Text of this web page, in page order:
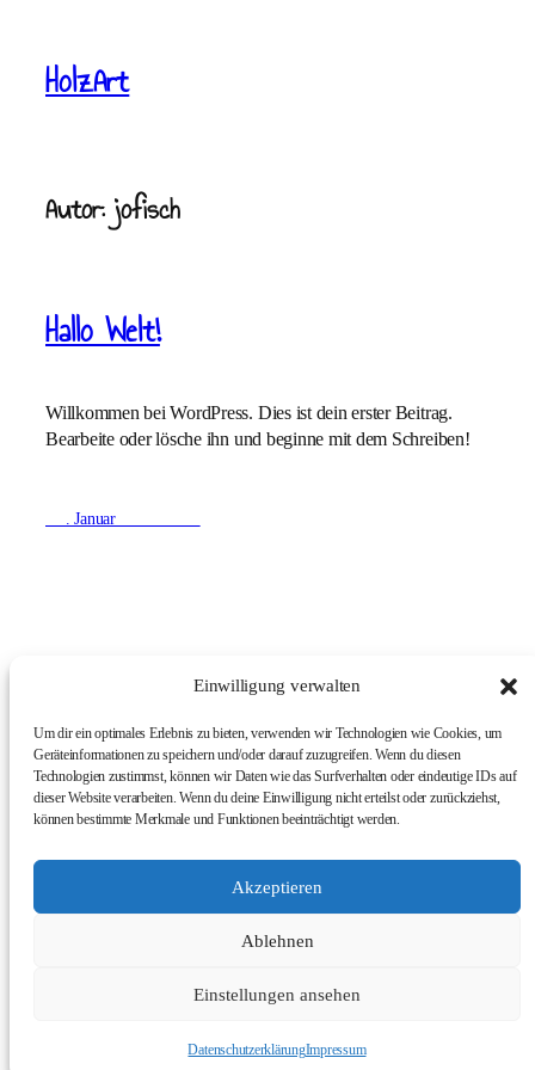
Einwilligung verwalten
Um dir ein optimales Erlebnis zu bieten, verwenden wir Technologien wie Cookies, um
Geräteinformationen zu speichern und/oder darauf zuzugreifen. Wenn du diesen
Technologien zustimmst, können wir Daten wie das Surfverhalten oder eindeutige IDs auf
dieser Website verarbeiten. Wenn du deine Einwilligung nicht erteilst oder zurückziehst,
können bestimmte Merkmale und Funktionen beeinträchtigt werden.
Akzeptieren
Ablehnen
Einstellungen ansehen
DatenschutzerklärungImpressum
springen
HolzArt
Autor:jofisch
Hallo Welt!
Willkommen bei WordPress. Dies ist dein erster Beitrag.
Bearbeite oder lösche ihn und beginne mit dem Schreiben!
4. Januar 2025
© 2026 Simon Fischer